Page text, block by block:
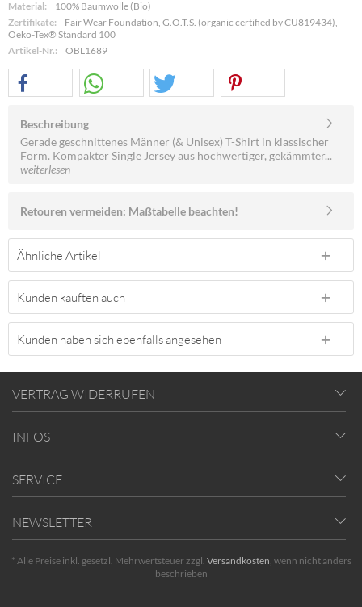
Material:
100% Baumwolle (Bio)
Zertifikate:
Fair Wear Foundation, G.O.T.S. (organic certified by CU819434),
Oeko-Tex® Standard 100
Artikel-Nr.:
OBL1689
Beschreibung
Gerade geschnittenes Männer (& Unisex) T-Shirt in klassischer
Form. Kompakter Single Jersey aus hochwertiger, gekämmter...
weiterlesen
Retouren vermeiden: Maßtabelle beachten!
Ähnliche Artikel
Kunden kauften auch
Kunden haben sich ebenfalls angesehen
VERTRAG WIDERRUFEN
INFOS
SERVICE
NEWSLETTER
* Alle Preise inkl. gesetzl. Mehrwertsteuer zzgl. Versandkosten, wenn nicht anders
beschrieben